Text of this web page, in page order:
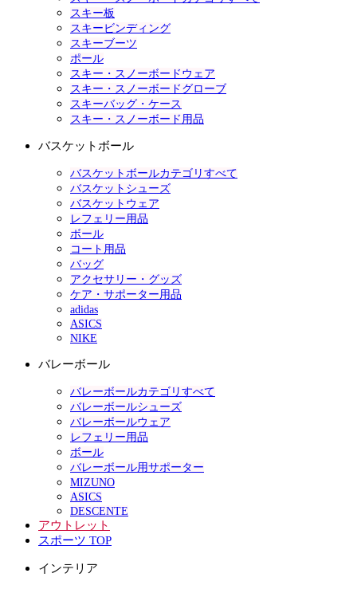
スキー板
スキービンディング
スキーブーツ
ポール
スキー・スノーボードウェア
スキー・スノーボードグローブ
スキーバッグ・ケース
スキー・スノーボード用品
バスケットボール
バスケットボールカテゴリすべて
バスケットシューズ
バスケットウェア
レフェリー用品
ボール
コート用品
バッグ
アクセサリー・グッズ
ケア・サポーター用品
adidas
ASICS
NIKE
バレーボール
バレーボールカテゴリすべて
バレーボールシューズ
バレーボールウェア
レフェリー用品
ボール
バレーボール用サポーター
MIZUNO
ASICS
DESCENTE
アウトレット
スポーツ TOP
インテリア